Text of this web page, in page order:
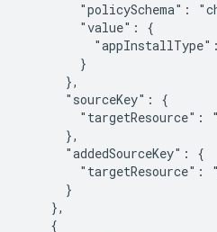
"policySchema":
        "value": {
        }
      },
      "sourceKey": {
"targetResource":
      },
      "addedSourceKey": {
"targetResource":
      }
    },
    {